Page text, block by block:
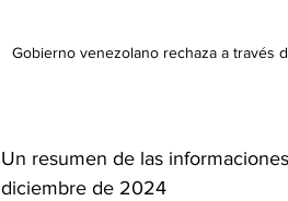
Gobierno venezolano rechaza a través
Un resumen de las
diciembre de 2024